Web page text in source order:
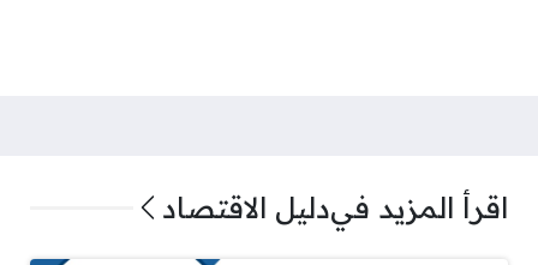
اقرأ المزيد فيدليل الاقتصاد